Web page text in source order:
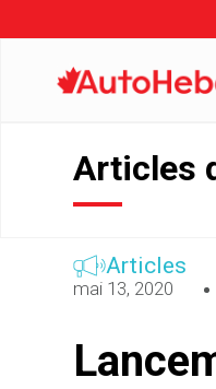
Articles
Articles
mai 13, 2020